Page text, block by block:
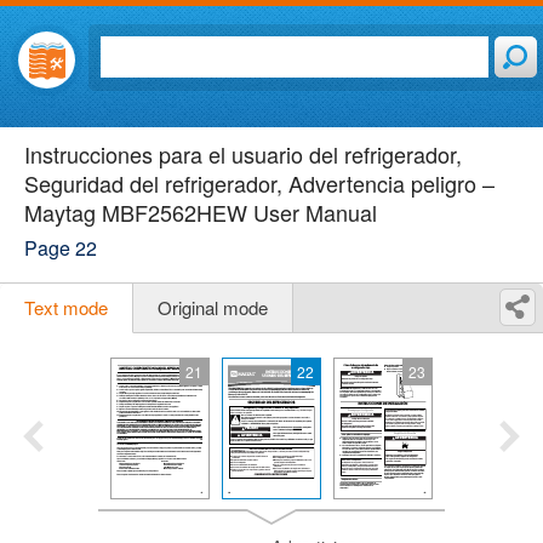
Instrucciones para el usuario del refrigerador,
Seguridad del refrigerador, Advertencia peligro –
Maytag MBF2562HEW User Manual
Page 22
Text mode Original mode
21 22 23